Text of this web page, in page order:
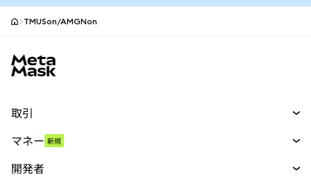
TMUSon/AMGNon
取引
パーペチュアル
マネー 新規
開発者